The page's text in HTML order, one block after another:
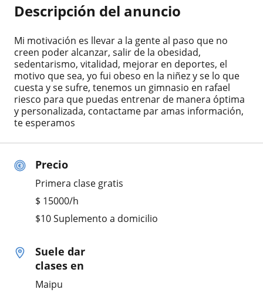
Precio
Primera clase gratis
$ 15000/h
$10 Suplemento a domicilio
Suele dar
clases en
Maipu
Descripción del anuncio
Mi motivación es llevar a la gente al paso que no
creen poder alcanzar, salir de la obesidad,
sedentarismo, vitalidad, mejorar en deportes, el
motivo que sea, yo fui obeso en la niñez y se lo que
cuesta y se sufre, tenemos un gimnasio en rafael
riesco para que puedas entrenar de manera óptima
y personalizada, contactame par amas información,
te esperamos